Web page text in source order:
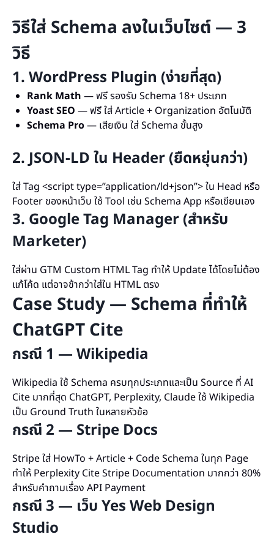
วิธีใส่ Schema ลงในเว็บไซต์ — 3
วิธี
1. WordPress Plugin (ง่ายที่สุด)
Rank Math — ฟรี รองรับ Schema 18+ ประเภท
Yoast SEO — ฟรี ใส่ Article + Organization อัตโนมัติ
Schema Pro— เสียเงิน ใส่ Schema ขั้นสูง
2. JSON-LD ใน Header (ยืดหยุ่นกว่า)
ใส่ Tag <script type=”application/ld+json”> ใน Head หรือ
Footer ของหน้าเว็บ ใช้ Tool เช่น Schema App หรือเขียนเอง
3. Google Tag Manager (สำหรับ
Marketer)
ใส่ผ่าน GTM Custom HTML Tag ทำให้ Update ได้โดยไม่ต้อง
แก้โค้ด แต่อาจช้ากว่าใส่ใน HTML ตรง
Case Study — Schema ที่ทำให้
ChatGPT Cite
กรณี 1 — Wikipedia
Wikipedia ใช้ Schema ครบทุกประเภทและเป็น Source ที่ AI
Cite มากที่สุด ChatGPT, Perplexity, Claude ใช้ Wikipedia
เป็น Ground Truth ในหลายหัวข้อ
กรณี 2 — Stripe Docs
Stripe ใส่ HowTo + Article + Code Schema ในทุก Page
ทำให้ Perplexity Cite Stripe Documentation มากกว่า 80%
สำหรับคำถามเรื่อง API Payment
กรณี 3 — เว็บ Yes Web Design
Studio